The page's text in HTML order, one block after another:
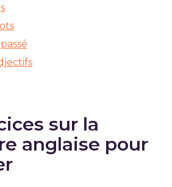
sur la
anglaise pour